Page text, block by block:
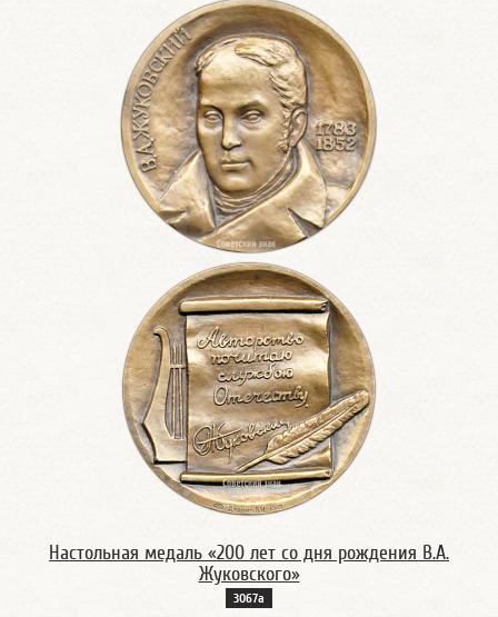
Настольная медаль «200 лет со дня рождения В.А.
Жуковского»
3067а